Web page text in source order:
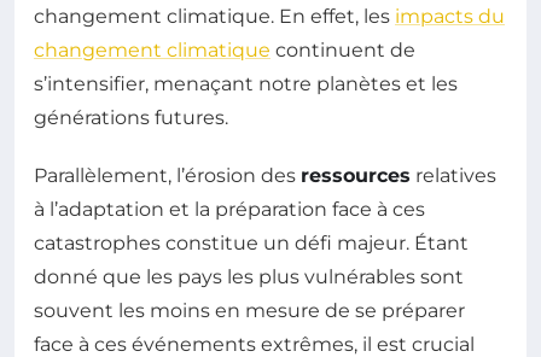
changement climatique. En effet, les impacts du
changement climatique continuent de
s’intensifier, menaçant notre planètes et les
générations futures.
Parallèlement, l’érosion des ressources relatives
à l’adaptation et la préparation face à ces
catastrophes constitue un défi majeur. Étant
donné que les pays les plus vulnérables sont
souvent les moins en mesure de se préparer
face à ces événements extrêmes, il est crucial